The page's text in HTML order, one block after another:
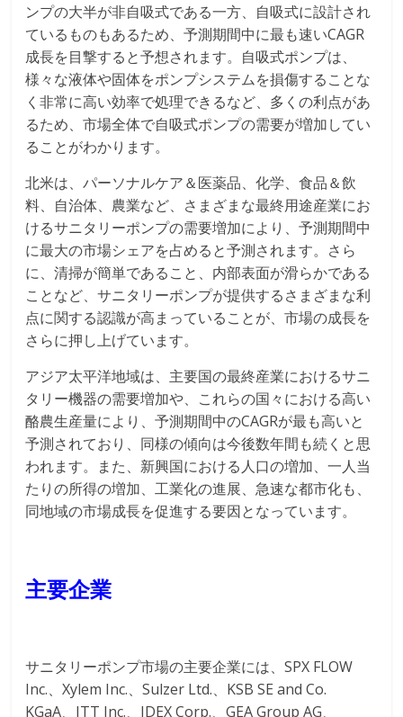
ンプの大半が非自吸式である一方、自吸式に設計され
ているものもあるため、予測期間中に最も速いCAGR
成長を目撃すると予想されます。自吸式ポンプは、
様々な液体や固体をポンプシステムを損傷することな
く非常に高い効率で処理できるなど、多くの利点があ
るため、市場全体で自吸式ポンプの需要が増加してい
ることがわかります。
北米は、パーソナルケア＆医薬品、化学、食品＆飲
料、自治体、農業など、さまざまな最終用途産業にお
けるサニタリーポンプの需要増加により、予測期間中
に最大の市場シェアを占めると予測されます。さら
に、清掃が簡単であること、内部表面が滑らかである
ことなど、サニタリーポンプが提供するさまざまな利
点に関する認識が高まっていることが、市場の成長を
さらに押し上げています。
アジア太平洋地域は、主要国の最終産業におけるサニ
タリー機器の需要増加や、これらの国々における高い
酪農生産量により、予測期間中のCAGRが最も高いと
予測されており、同様の傾向は今後数年間も続くと思
われます。また、新興国における人口の増加、一人当
たりの所得の増加、工業化の進展、急速な都市化も、
同地域の市場成長を促進する要因となっています。
主要企業
サニタリーポンプ市場の主要企業には、SPX FLOW
Inc.、Xylem Inc.、Sulzer Ltd.、KSB SE and Co.
KGaA、ITT Inc.、IDEX Corp.、GEA Group AG、